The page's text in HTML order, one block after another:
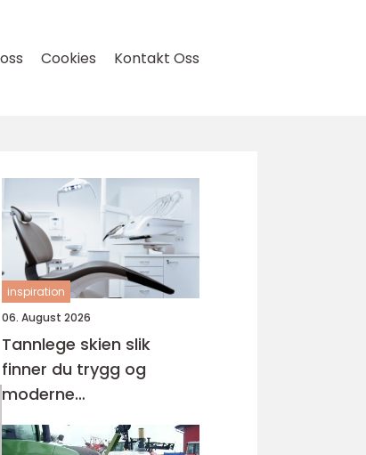
Cookies Kontakt Oss
inspiration
06. August 2026
Tannlege skien slik
finner du trygg og
moderne
tannbehandling